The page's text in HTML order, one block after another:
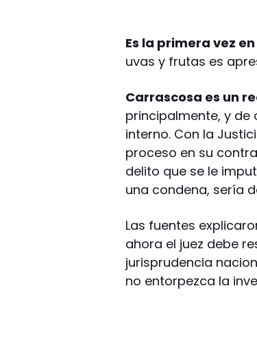
Es la primera vez
uvas y frutas es
Carrascosa es un
principalmente, y
interno. Con la
proceso en su
delito que se le
una condena, sería
Las fuentes
ahora el juez debe
jurisprudencia
no entorpezca la